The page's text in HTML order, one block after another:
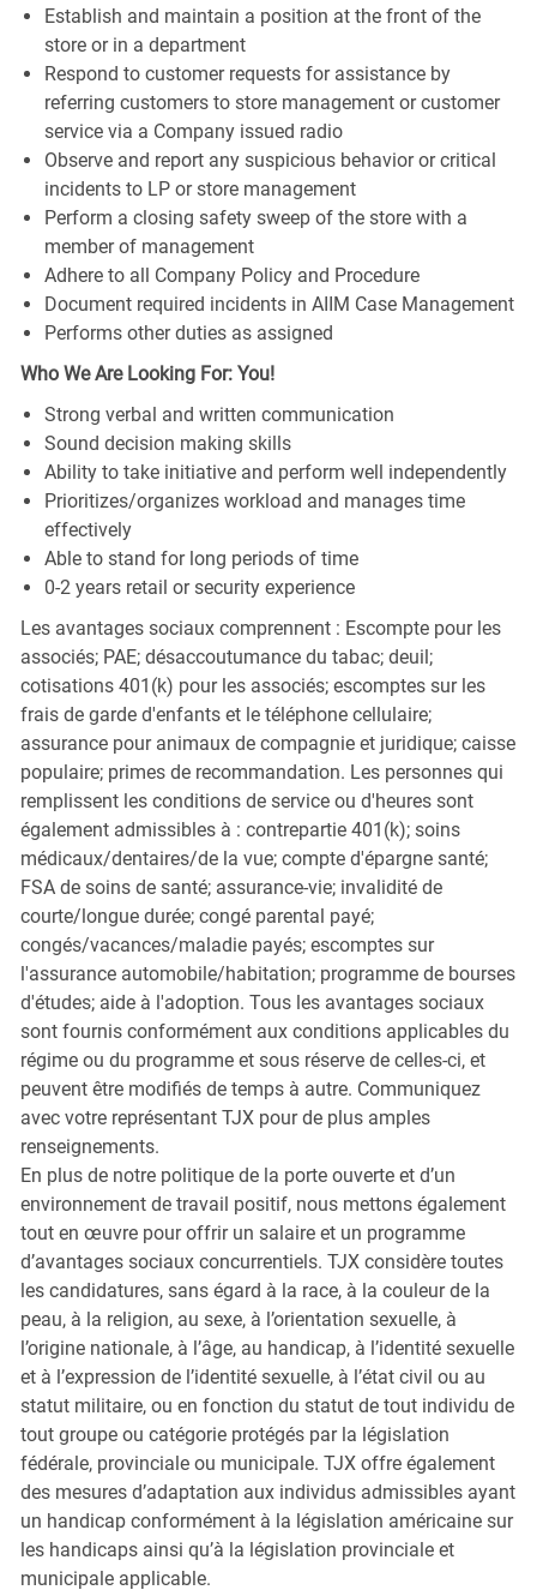
Establish and maintain a position at the front of the
store or in a department
Respond to customer requests for assistance by
referring customers to store management or customer
service via a Company issued radio
Observe and report any suspicious behavior or critical
incidents to LP or store management
Perform a closing safety sweep of the store with a
member of management
Adhere to all Company Policy and Procedure
Document required incidents in AIIM Case Management
Performs other duties as assigned
Who We Are Looking For: You!
Strong verbal and written communication
Sound decision making skills
Ability to take initiative and perform well independently
Prioritizes/organizes workload and manages time
effectively
Able to stand for long periods of time
0-2 years retail or security experience
Les avantages sociaux comprennent : Escompte pour les
associés; PAE; désaccoutumance du tabac; deuil;
cotisations 401(k) pour les associés; escomptes sur les
frais de garde d'enfants et le téléphone cellulaire;
assurance pour animaux de compagnie et juridique; caisse
populaire; primes de recommandation. Les personnes qui
remplissent les conditions de service ou d'heures sont
également admissibles à : contrepartie 401(k); soins
médicaux/dentaires/de la vue; compte d'épargne santé;
FSA de soins de santé; assurance-vie; invalidité de
courte/longue durée; congé parental payé;
congés/vacances/maladie payés; escomptes sur
l'assurance automobile/habitation; programme de bourses
d'études; aide à l'adoption. Tous les avantages sociaux
sont fournis conformément aux conditions applicables du
régime ou du programme et sous réserve de celles-ci, et
peuvent être modifiés de temps à autre. Communiquez
avec votre représentant TJX pour de plus amples
renseignements.
En plus de notre politique de la porte ouverte et d’un
environnement de travail positif, nous mettons également
tout en œuvre pour offrir un salaire et un programme
d’avantages sociaux concurrentiels. TJX considère toutes
les candidatures, sans égard à la race, à la couleur de la
peau, à la religion, au sexe, à l’orientation sexuelle, à
l’origine nationale, à l’âge, au handicap, à l’identité sexuelle
et à l’expression de l’identité sexuelle, à l’état civil ou au
statut militaire, ou en fonction du statut de tout individu de
tout groupe ou catégorie protégés par la législation
fédérale, provinciale ou municipale. TJX offre également
des mesures d’adaptation aux individus admissibles ayant
un handicap conformément à la législation américaine sur
les handicaps ainsi qu’à la législation provinciale et
municipale applicable.